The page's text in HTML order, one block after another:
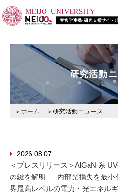
研究活動
ホーム 研究活動ニュース
2026.08.07
＜プレスリリース＞AlGaN 系
の鍵を解明 ― 内部光損失を最小
界最高レベルの電力・光エネル